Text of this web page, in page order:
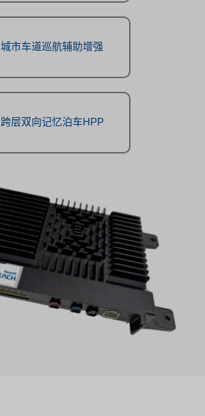
城市车道巡航辅助增强
跨层双向记忆泊车HPP